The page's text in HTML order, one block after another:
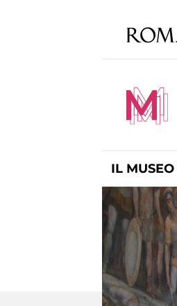
IL MUSEO